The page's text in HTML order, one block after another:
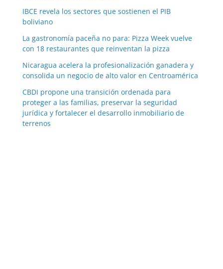
IBCE revela los sectores que sostienen el PIB
boliviano
La gastronomía paceña no para: Pizza Week vuelve
con 18 restaurantes que reinventan la pizza
Nicaragua acelera la profesionalización ganadera y
consolida un negocio de alto valor en Centroamérica
CBDI propone una transición ordenada para
proteger a las familias, preservar la seguridad
jurídica y fortalecer el desarrollo inmobiliario de
terrenos